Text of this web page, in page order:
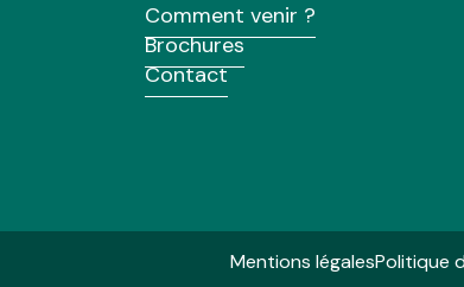
Comment venir ?
Brochures
Contact
Mentions légalesPolitique